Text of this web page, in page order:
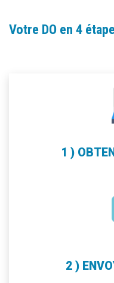
Votre DO en 4
1 )
2 )